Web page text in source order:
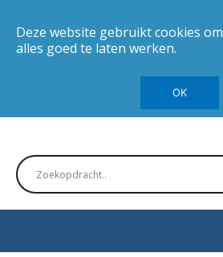
Deze website gebruikt cookies om
alles goed te laten werken.
OK